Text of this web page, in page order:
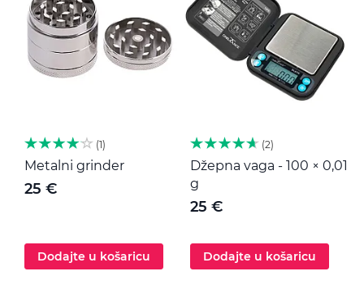
1
Metalni grinder
25 €
Dodajte u košaricu
2
Džepna vaga - 100 × 0,01
g
25 €
Dodajte u košaricu